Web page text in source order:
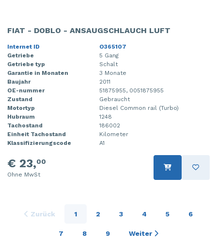
FIAT - DOBLO - ANSAUGSCHLAUCH LUFT
Internet ID
O365107
Getriebe
5 Gang
Getriebe typ
Schalt
Garantie in Monaten
3 Monate
Baujahr
2011
OE-nummer
51875955, 0051875955
Zustand
Gebraucht
Motortyp
Diesel Common rail (Turbo)
Hubraum
1248
Tachostand
186002
Einheit Tachostand
Kilometer
Klassifizierungscode
A1
€ 23,00
Ohne MwSt
Zurück 1 2 3 4 5 6
7 8 9 Weiter